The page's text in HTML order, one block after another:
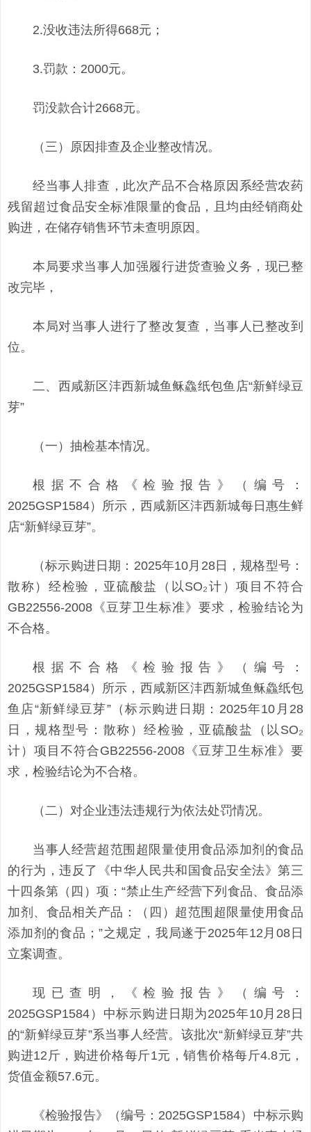
2.没收违法所得668元；
3.罚款：2000元。
罚没款合计2668元。
（三）原因排查及企业整改情况。
经当事人排查，此次产品不合格原因系经营农药
残留超过食品安全标准限量的食品，且均由经销商处
购进，在储存销售环节未查明原因。
本局要求当事人加强履行进货查验义务，现已整
改完毕，
本局对当事人进行了整改复查，当事人已整改到
位。
二、西咸新区沣西新城鱼稣鱻纸包鱼店“新鲜绿豆
芽”
（一）抽检基本情况。
根据不合格《检验报告》（编号：
2025GSP1584）所示，西咸新区沣西新城每日惠生鲜
店“新鲜绿豆芽”。
（标示购进日期：2025年10月28日，规格型号：
散称）经检验，亚硫酸盐（以SO₂计）项目不符合
GB22556-2008《豆芽卫生标准》要求，检验结论为
不合格。
根据不合格《检验报告》（编号：
2025GSP1584）所示，西咸新区沣西新城鱼稣鱻纸包
鱼店“新鲜绿豆芽”（标示购进日期：2025年10月28
日，规格型号：散称）经检验，亚硫酸盐（以SO₂
计）项目不符合GB22556-2008《豆芽卫生标准》要
求，检验结论为不合格。
（二）对企业违法违规行为依法处罚情况。
当事人经营超范围超限量使用食品添加剂的食品
的行为，违反了《中华人民共和国食品安全法》第三
十四条第（四）项：“禁止生产经营下列食品、食品添
加剂、食品相关产品：（四）超范围超限量使用食品
添加剂的食品；”之规定，我局遂于2025年12月08日
立案调查。
现已查明，《检验报告》（编号：
2025GSP1584）中标示购进日期为2025年10月28日
的“新鲜绿豆芽”系当事人经营。该批次“新鲜绿豆芽”共
购进12斤，购进价格每斤1元，销售价格每斤4.8元，
货值金额57.6元。
《检验报告》（编号：2025GSP1584）中标示购